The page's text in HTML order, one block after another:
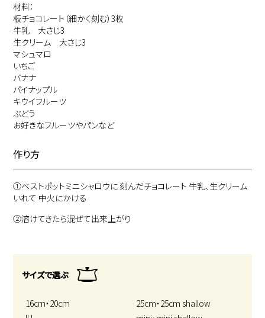
材料：
板チョコレート（細かく刻む）3枚
牛乳 大さじ3
生クリーム 大さじ3
マシュマロ
いちご
バナナ
パイナップル
キウイフルーツ
ぶどう
お好きなフルーツやパンなど
作り方
①ベストポットミニシャロウに 刻んだチョコレート 牛乳、生クリーム
いれて 中火にかける
②溶けてきたら混ぜて出来上がり
サイズで選ぶ
16cm・20cm
25cm・25cm shallow